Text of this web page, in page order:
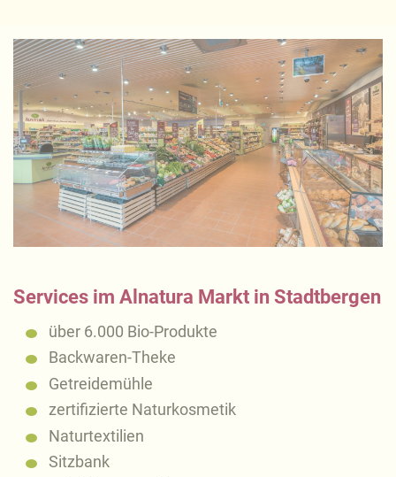
Services im Alnatura Markt in Stadtbergen
über 6.000 Bio-Produkte
Backwaren-Theke
Getreidemühle
zertifizierte Naturkosmetik
Naturtextilien
Sitzbank